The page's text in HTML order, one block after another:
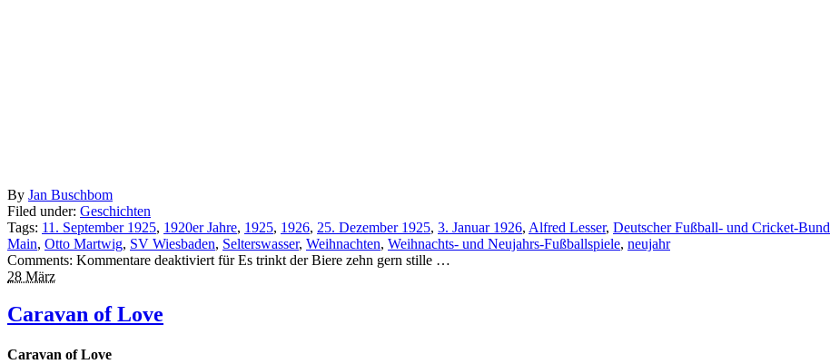
By Jan Buschbom
Filed under: Geschichten
Tags: 11. September 1925, 1920er Jahre, 1925, 1926, 25. Dezember 1925, 3. Januar 1926, Alfred Lesser, Deutscher Fußball- und Cricket-Bund
Main, Otto Martwig, SV Wiesbaden, Selterswasser, Weihnachten, Weihnachts- und Neujahrs-Fußballspiele, neujahr
Comments: Kommentare deaktiviert für Es trinkt der Biere zehn gern stille …
28 März
Caravan of Love
Caravan of Love